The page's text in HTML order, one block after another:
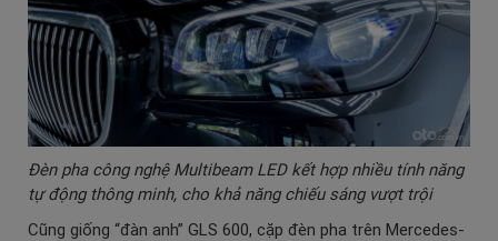
Đèn pha công nghệ Multibeam LED kết hợp nhiều tính năng
tự động thông minh, cho khả năng chiếu sáng vượt trội
Cũng giống “đàn anh” GLS 600, cặp đèn pha trên Mercedes-